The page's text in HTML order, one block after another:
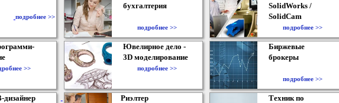
подробнее >>
бухгалтерия
подробнее >>
SolidWorks /
SolidCam
подробнее >>
>>
Ювелирное дело -
3D моделирование
подробнее >>
Биржевые
брокеры
подробнее >>
дизайнер Риэлтер
Техник по